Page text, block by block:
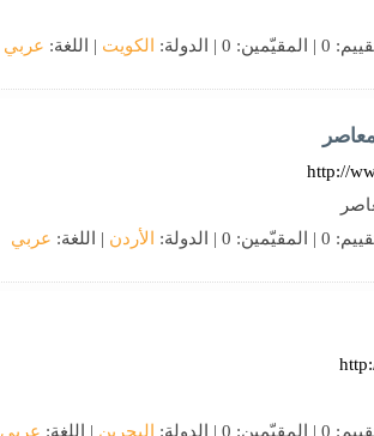
الكويت | اللغة: عربي
http://
الأردن | اللغة: عربي
البحرين | اللغة: عربي